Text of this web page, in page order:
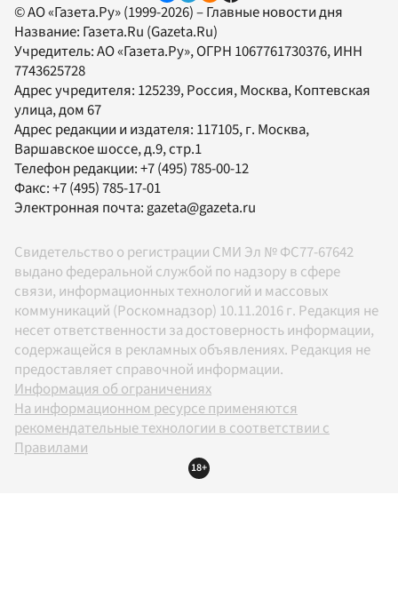
© АО «Газета.Ру» (1999-2026) – Главные новости дня
Название: Газета.Ru (Gazeta.Ru)
Учредитель:АО «Газета.Ру», ОГРН 1067761730376, ИНН
7743625728
Адрес учредителя: 125239, Россия, Москва, Коптевская
улица, дом 67
Адрес редакции и издателя: 117105, г. Москва,
Варшавское шоссе, д.9, стр.1
Телефон редакции:+7 (495) 785-00-12
Факс:+7 (495) 785-17-01
Электронная почта: gazeta@gazeta.ru
Свидетельство о регистрации СМИ Эл № ФС77-67642
выдано федеральной службой по надзору в сфере
связи, информационных технологий и массовых
коммуникаций (Роскомнадзор) 10.11.2016 г. Редакция не
несет ответственности за достоверность информации,
содержащейся в рекламных объявлениях. Редакция не
предоставляет справочной информации.
Информация об ограничениях
На информационном ресурсе применяются
рекомендательные технологии в соответствии с
Правилами
18+